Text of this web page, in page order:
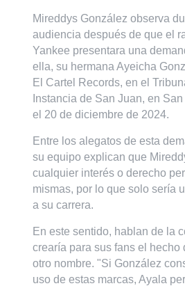
Mireddys González observa
audiencia después de que el
Yankee presentara una
ella, su hermana Ayeicha
El Cartel Records, en el
Instancia de San Juan, en
el 20 de diciembre de 2024.
Entre los alegatos de esta
su equipo explican que
cualquier interés o derecho
mismas, por lo que solo sería
a su carrera.
En este sentido, hablan de la
crearía para sus fans el hecho
otro nombre. "Si González
uso de estas marcas, Ayala